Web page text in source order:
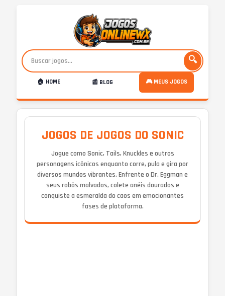
🔍
🏠 HOME 📰 BLOG 🎮 MEUS JOGOS
JOGOS DE JOGOS DO SONIC
Jogue como Sonic, Tails, Knuckles e outros
personagens icônicos enquanto corre, pula e gira por
diversos mundos vibrantes. Enfrente o Dr. Eggman e
seus robôs malvados, colete anéis dourados e
conquiste a esmeralda do caos em emocionantes
fases de plataforma.